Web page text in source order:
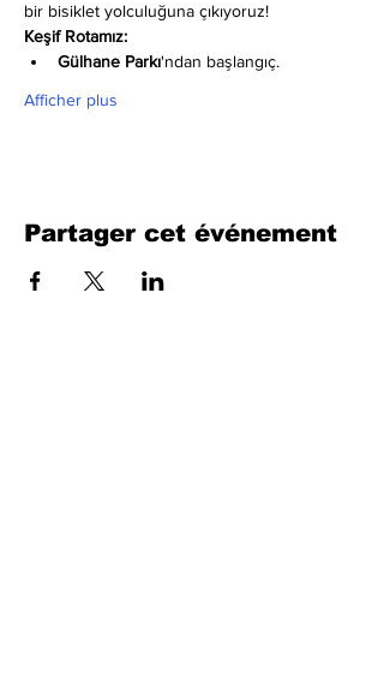
bir bisiklet yolculuğuna çıkıyoruz!
Keşif Rotamız:
Gülhane Parkı'ndan başlangıç.
Afficher plus
Partager cet événement